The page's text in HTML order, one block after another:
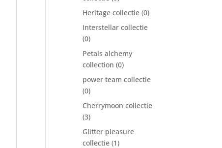
Heritage collectie (0)
Interstellar collectie
(0)
Petals alchemy
collection (0)
power team collectie
(0)
Cherrymoon collectie
(3)
Glitter pleasure
collectie (1)